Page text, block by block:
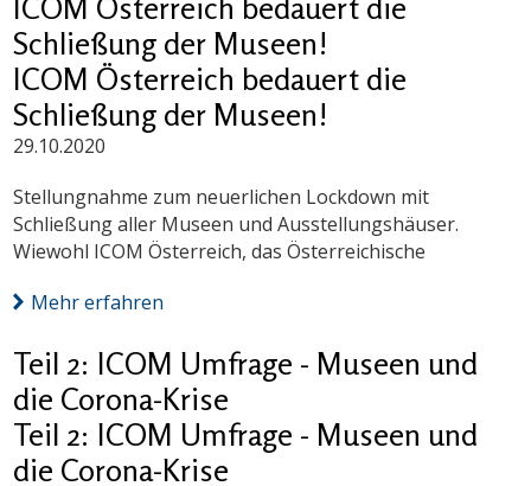
ICOM Österreich bedauert die
Schließung der Museen!
ICOM Österreich bedauert die
Schließung der Museen!
29.10.2020
Stellungnahme zum neuerlichen Lockdown mit
Schließung aller Museen und Ausstellungshäuser.
Wiewohl ICOM Österreich, das Österreichische
Mehr erfahren
Teil 2: ICOM Umfrage - Museen und
die Corona-Krise
Teil 2: ICOM Umfrage - Museen und
die Corona-Krise